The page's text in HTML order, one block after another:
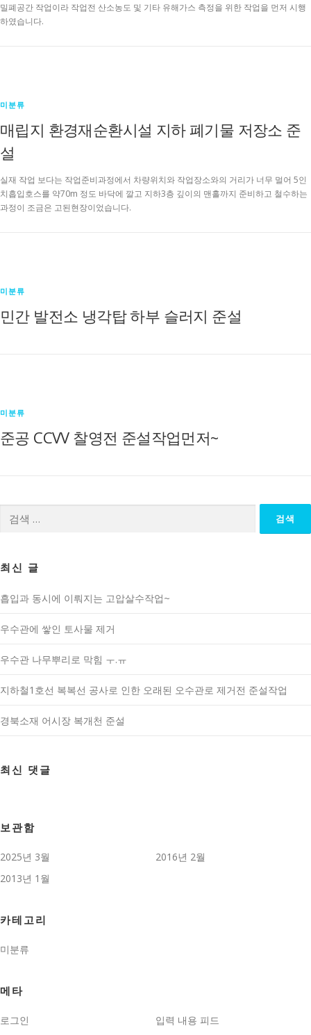
밀폐공간 작업이라 작업전 산소농도 및 기타 유해가스 측정을 위한 작업을 먼저 시행
하였습니다.
미분류
매립지 환경재순환시설 지하 폐기물 저장소 준
설
실재 작업 보다는 작업준비과정에서 차량위치와 작업장소와의 거리가 너무 멀어 5인
치흡입호스를 약70m 정도 바닥에 깔고 지하3층 깊이의 맨홀까지 준비하고 철수하는
과정이 조금은 고된현장이었습니다.
미분류
민간 발전소 냉각탑 하부 슬러지 준설
미분류
준공 CCVV 찰영전 준설작업먼저~
최신 글
흡입과 동시에 이뤄지는 고압살수작업~
우수관에 쌓인 토사물 제거
우수관 나무뿌리로 막힘 ㅜ.ㅠ
지하철1호선 복복선 공사로 인한 오래된 오수관로 제거전 준설작업
경북소재 어시장 복개천 준설
최신 댓글
보관함
2025년 3월
2016년 2월
2013년 1월
카테고리
미분류
메타
로그인 입력 내용 피드